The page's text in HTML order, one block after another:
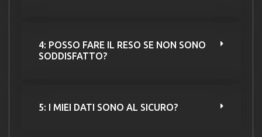
4: POSSO FARE IL RESO SE NON SONO
SODDISFATTO?
5: I MIEI DATI SONO AL SICURO?